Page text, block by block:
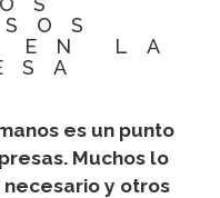
EN LA
es un punto
Muchos lo
y otros